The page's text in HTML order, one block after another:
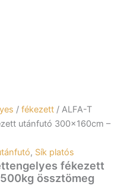
/ fékezett / ALFA-T
utánfutó 300x160cm –
, Sík platós
fékezett
össztömeg